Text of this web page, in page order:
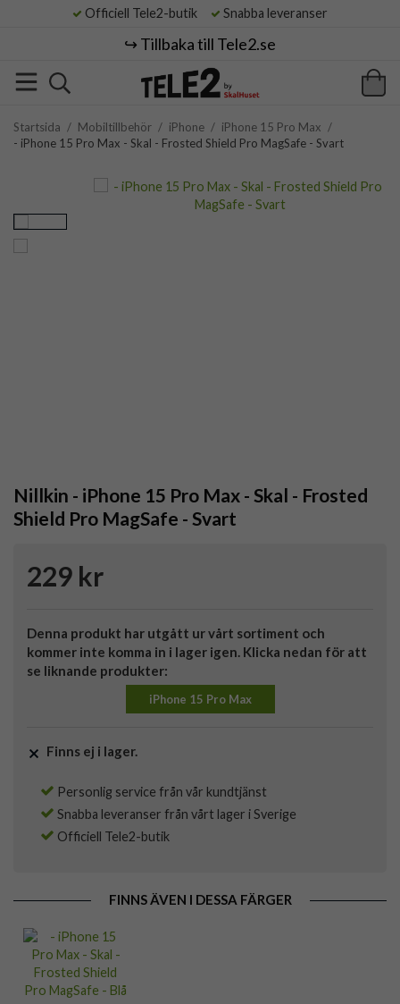
Officiell Tele2-butik Snabba leveranser
↪️ Tillbaka till Tele2.se
Startsida / Mobiltillbehör / iPhone / iPhone 15 Pro Max /
- iPhone 15 Pro Max - Skal - Frosted Shield Pro MagSafe - Svart
Nillkin - iPhone 15 Pro Max - Skal - Frosted
Shield Pro MagSafe - Svart
229 kr
Denna produkt har utgått ur vårt sortiment och
kommer inte komma in i lager igen. Klicka nedan för att
se liknande produkter:
iPhone 15 Pro Max
Finns ej i lager.
Personlig service från vår kundtjänst
Snabba leveranser från vårt lager i Sverige
Officiell Tele2-butik
FINNS ÄVEN I DESSA FÄRGER